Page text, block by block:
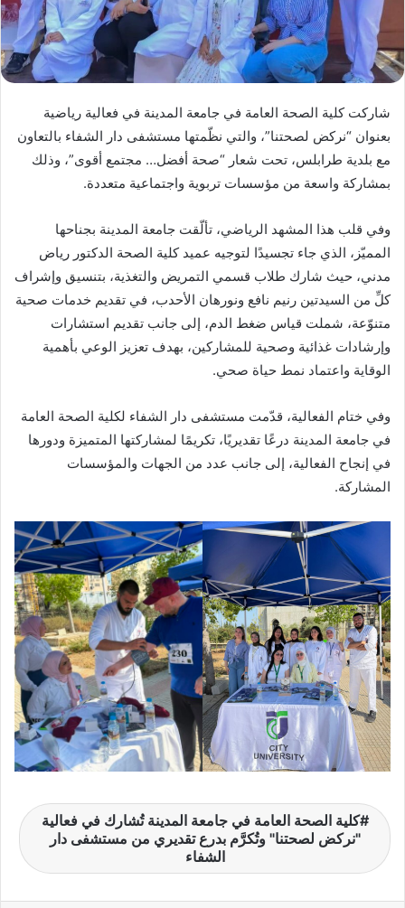
شاركت كلية الصحة العامة في جامعة المدينة في فعالية رياضية
بعنوان “نركض لصحتنا”، والتي نظّمتها مستشفى دار الشفاء بالتعاون
مع بلدية طرابلس، تحت شعار “صحة أفضل… مجتمع أقوى”، وذلك
بمشاركة واسعة من مؤسسات تربوية واجتماعية متعددة.
وفي قلب هذا المشهد الرياضي، تألّقت جامعة المدينة بجناحها
المميّز، الذي جاء تجسيدًا لتوجيه عميد كلية الصحة الدكتور رياض
مدني، حيث شارك طلاب قسمي التمريض والتغذية، بتنسيق وإشراف
كلِّ من السيدتين رنيم نافع ونورهان الأحدب، في تقديم خدمات صحية
متنوّعة، شملت قياس ضغط الدم، إلى جانب تقديم استشارات
وإرشادات غذائية وصحية للمشاركين، بهدف تعزيز الوعي بأهمية
الوقاية واعتماد نمط حياة صحي.
وفي ختام الفعالية، قدّمت مستشفى دار الشفاء لكلية الصحة العامة
في جامعة المدينة درعًا تقديريًا، تكريمًا لمشاركتها المتميزة ودورها
في إنجاح الفعالية، إلى جانب عدد من الجهات والمؤسسات
المشاركة.
كلية الصحة العامة في جامعة المدينة تُشارك في فعالية
"نركض لصحتنا" وتُكرَّم بدرع تقديري من مستشفى دار
الشفاء